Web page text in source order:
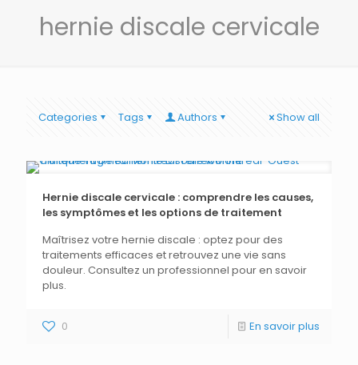
hernie discale cervicale
Categories Tags Authors Show all
Hernie discale cervicale : comprendre les causes,
les symptômes et les options de traitement
Maîtrisez votre hernie discale : optez pour des
traitements efficaces et retrouvez une vie sans
douleur. Consultez un professionnel pour en savoir
plus.
0 En savoir plus